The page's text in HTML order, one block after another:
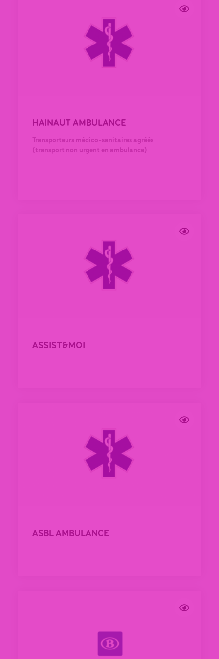
HAINAUT AMBULANCE
Transporteurs médico-sanitaires agréés
(transport non urgent en ambulance)
ASSIST&MOI
ASBL AMBULANCE